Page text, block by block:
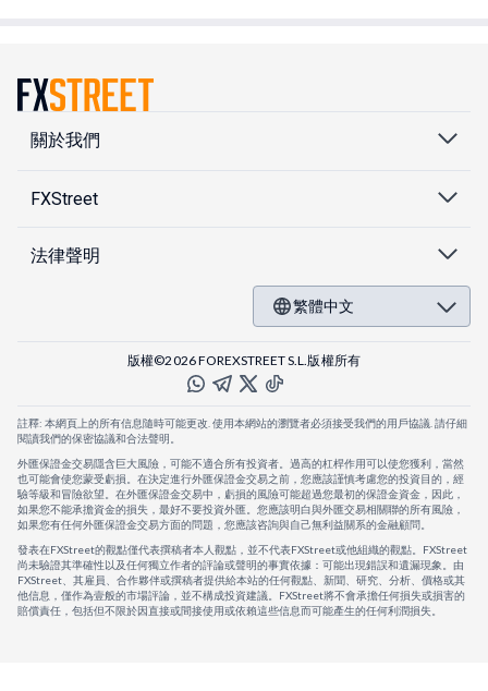
關於我們
FXStreet
法律聲明
繁體中文
版權©2026 FOREXSTREET S.L.版權所有
註釋: 本網頁上的所有信息隨時可能更改. 使用本網站的瀏覽者必須接受我們的用戶協議. 請仔細
閱讀我們的保密協議和合法聲明。
外匯保證金交易隱含巨大風險，可能不適合所有投資者。過高的杠桿作用可以使您獲利，當然
也可能會使您蒙受虧損。在決定進行外匯保證金交易之前，您應該謹慎考慮您的投資目的，經
驗等級和冒險欲望。在外匯保證金交易中，虧損的風險可能超過您最初的保證金資金，因此，
如果您不能承擔資金的損失，最好不要投資外匯。您應該明白與外匯交易相關聯的所有風險，
如果您有任何外匯保證金交易方面的問題，您應該咨詢與自己無利益關系的金融顧問。
發表在FXStreet的觀點僅代表撰稿者本人觀點，並不代表FXStreet或他組織的觀點。FXStreet
尚未驗證其準確性以及任何獨立作者的評論或聲明的事實依據：可能出現錯誤和遺漏現象。由
FXStreet、其雇員、合作夥伴或撰稿者提供給本站的任何觀點、新聞、研究、分析、價格或其
他信息，僅作為壹般的市場評論，並不構成投資建議。FXStreet將不會承擔任何損失或損害的
賠償責任，包括但不限於因直接或間接使用或依賴這些信息而可能產生的任何利潤損失。